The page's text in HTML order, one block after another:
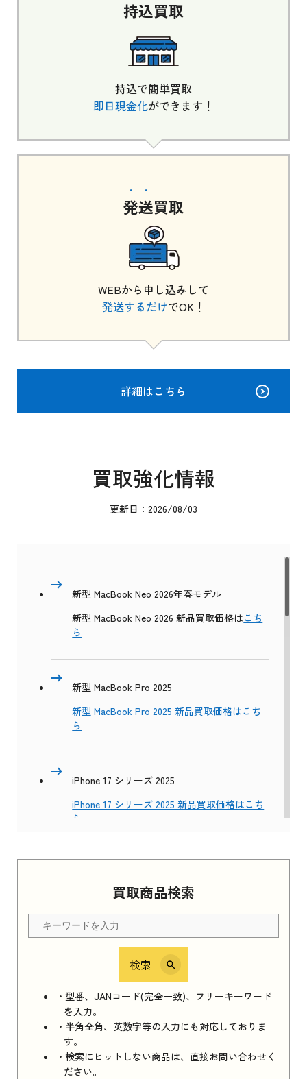
買取商品検索
検索
・型番、JANコード(完全一致)、フリーキーワード
を入力。
・半角全角、英数字等の入力にも対応しておりま
す。
・検索にヒットしない商品は、直接お問い合わせく
ださい。
持込買取
持込で簡単買取
即日現金化ができます！
発送買取
WEBから申し込みして
発送するだけでOK！
詳細はこちら
買取強化情報
更新日：2026/08/03
新型 MacBook Neo 2026年春モデル
新型 MacBook Neo 2026 新品買取価格はこち
ら
新型 MacBook Pro 2025
新型 MacBook Pro 2025 新品買取価格はこち
ら
iPhone 17 シリーズ 2025
iPhone 17 シリーズ 2025 新品買取価格はこち
ら
Apple Watch Series 11 2025 新品買取価格はこ
ちら
iPhone 16e シリーズ 2025
iPhone 16e シリーズ 2025 新品買取価格はこち
ら
iPad 11インチ 2025年春モデル